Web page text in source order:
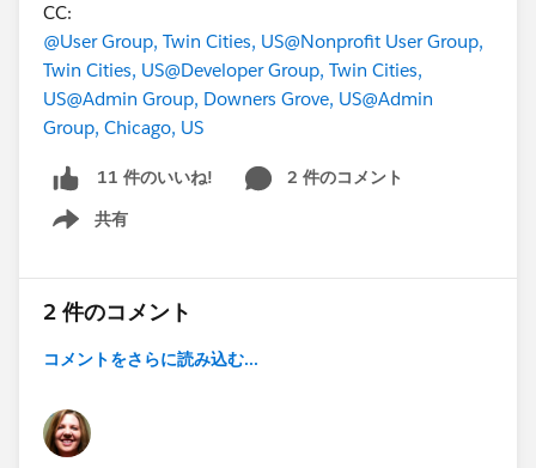
CC:
@User Group, Twin Cities, US@Nonprofit User Group,
Twin Cities, US@Developer Group, Twin Cities,
US@Admin Group, Downers Grove, US@Admin
Group, Chicago, US
11 件のいいね!
2 件のコメント
共有
Show menu
2 件のコメント
コメントをさらに読み込む...